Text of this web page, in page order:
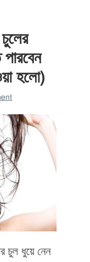
হলো)
চুল ধুয়ে নেন